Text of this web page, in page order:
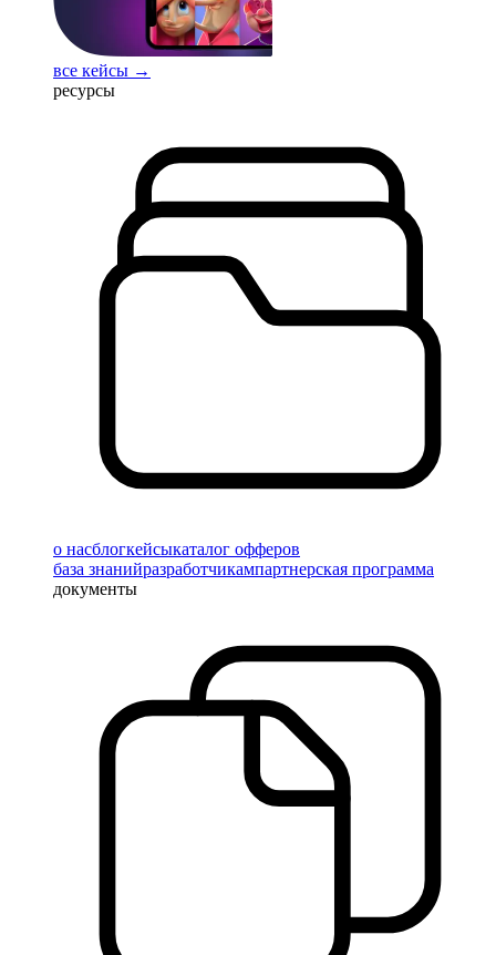
все кейсы →
ресурсы
о насблогкейсыкаталог офферов
база знанийразработчикампартнерская программа
документы